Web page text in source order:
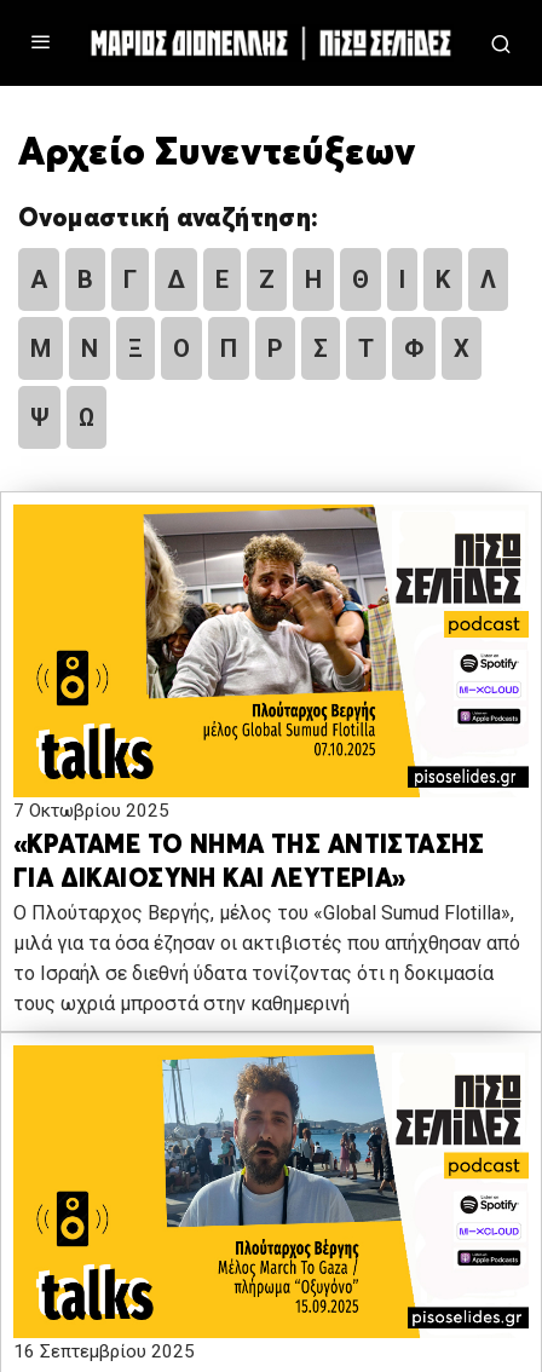
Αρχείο Συνεντεύξεων
Ονομαστική αναζήτηση:
Α Β Γ Δ Ε Ζ Η Θ Ι Κ Λ
Μ Ν Ξ Ο Π Ρ Σ Τ Φ Χ
Ψ Ω
7 Οκτωβρίου 2025
«ΚΡΑΤΑΜΕ ΤΟ ΝΗΜΑ ΤΗΣ ΑΝΤΙΣΤΑΣΗΣ
ΓΙΑ ΔΙΚΑΙΟΣΥΝΗ ΚΑΙ ΛΕΥΤΕΡΙΑ»
Ο Πλούταρχος Βεργής, μέλος του «Global Sumud Flotilla»,
μιλά για τα όσα έζησαν οι ακτιβιστές που απήχθησαν από
το Ισραήλ σε διεθνή ύδατα τονίζοντας ότι η δοκιμασία
τους ωχριά μπροστά στην καθημερινή
16 Σεπτεμβρίου 2025